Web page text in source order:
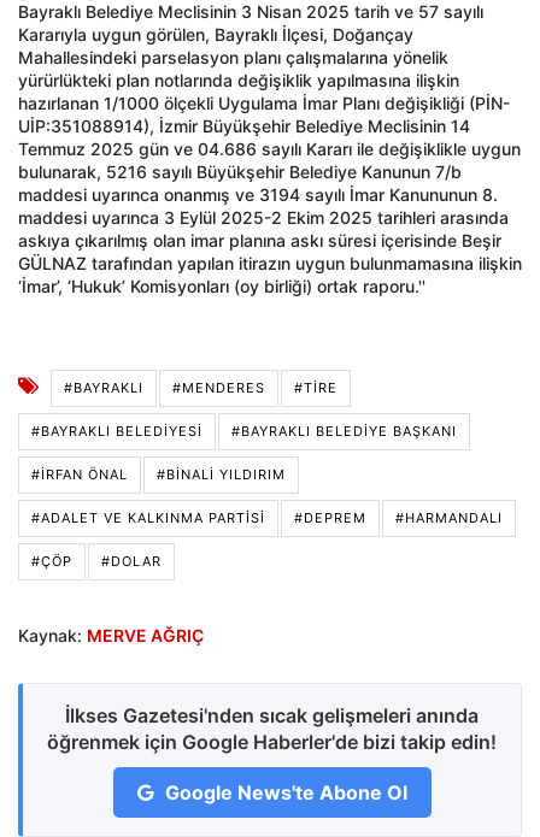
Bayraklı Belediye Meclisinin 3 Nisan 2025 tarih ve 57 sayılı
Kararıyla uygun görülen, Bayraklı İlçesi, Doğançay
Mahallesindeki parselasyon planı çalışmalarına yönelik
yürürlükteki plan notlarında değişiklik yapılmasına ilişkin
hazırlanan 1/1000 ölçekli Uygulama İmar Planı değişikliği (PİN-
UİP:351088914), İzmir Büyükşehir Belediye Meclisinin 14
Temmuz 2025 gün ve 04.686 sayılı Kararı ile değişiklikle uygun
bulunarak, 5216 sayılı Büyükşehir Belediye Kanunun 7/b
maddesi uyarınca onanmış ve 3194 sayılı İmar Kanununun 8.
maddesi uyarınca 3 Eylül 2025-2 Ekim 2025 tarihleri arasında
askıya çıkarılmış olan imar planına askı süresi içerisinde Beşir
GÜLNAZ tarafından yapılan itirazın uygun bulunmamasına ilişkin
‘İmar’, ‘Hukuk’ Komisyonları (oy birliği) ortak raporu.''
#BAYRAKLI #MENDERES #TIRE
#BAYRAKLI BELEDIYESI #BAYRAKLI BELEDIYE BAŞKANI
#İRFAN ÖNAL #BINALI YILDIRIM
#ADALET VE KALKINMA PARTISI #DEPREM #HARMANDALI
#ÇÖP #DOLAR
Kaynak: MERVE AĞRIÇ
İlkses Gazetesi'nden sıcak gelişmeleri anında
öğrenmek için Google Haberler'de bizi takip edin!
Google News'te Abone Ol